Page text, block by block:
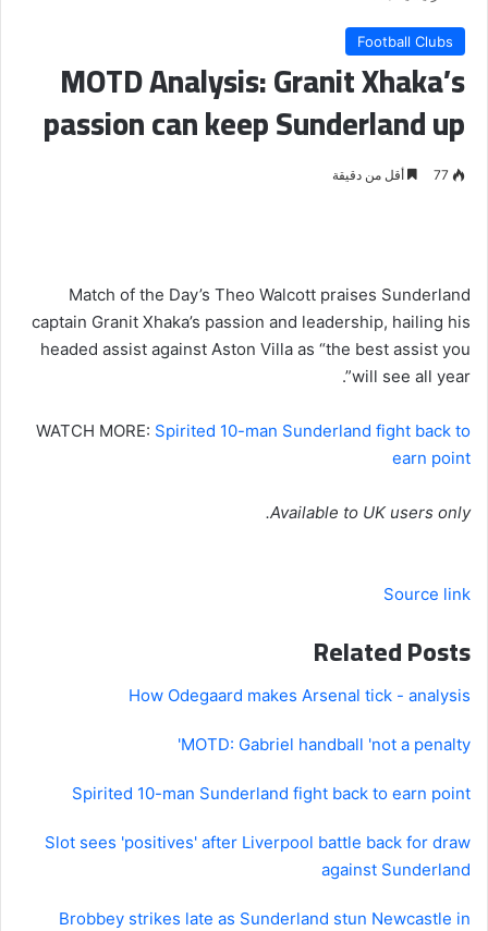
Football Clubs
MOTD Analysis: Granit Xhaka’s
passion can keep Sunderland up
77 أقل من دقيقة
Match of the Day’s Theo Walcott praises Sunderland
captain Granit Xhaka’s passion and leadership, hailing his
headed assist against Aston Villa as “the best assist you
will see all year”.
WATCH MORE: Spirited 10-man Sunderland fight back to
earn point
Available to UK users only.
Source link
Related Posts
How Odegaard makes Arsenal tick - analysis
MOTD: Gabriel handball 'not a penalty'
Spirited 10-man Sunderland fight back to earn point
Slot sees 'positives' after Liverpool battle back for draw
against Sunderland
Brobbey strikes late as Sunderland stun Newcastle in